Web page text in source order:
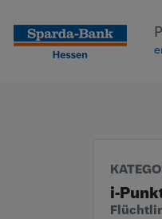
Seite
Klicken Sie, um die
i-